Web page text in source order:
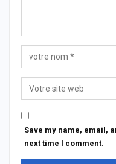
Save my name, email,
next time I comment.